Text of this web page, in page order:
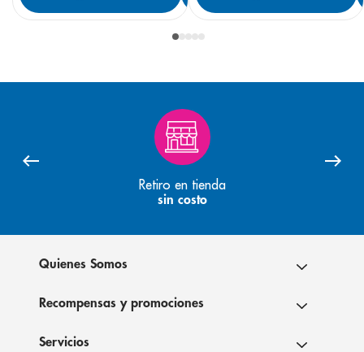
Retiro en tienda
sin costo
Quienes Somos
Recompensas y promociones
Servicios